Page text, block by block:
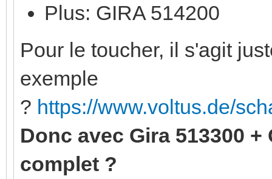
Plus: GIRA 514200
Pour le toucher, il s'agit
exemple
? https://www.voltus.de/
Donc avec Gira 513300
complet ?